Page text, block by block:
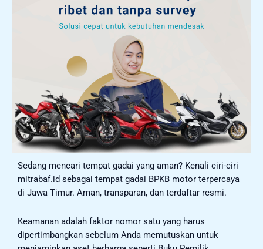
Sedang mencari tempat gadai yang aman? Kenali ciri-ciri
mitrabaf.id sebagai tempat gadai BPKB motor terpercaya
di Jawa Timur. Aman, transparan, dan terdaftar resmi.
Keamanan adalah faktor nomor satu yang harus
dipertimbangkan sebelum Anda memutuskan untuk